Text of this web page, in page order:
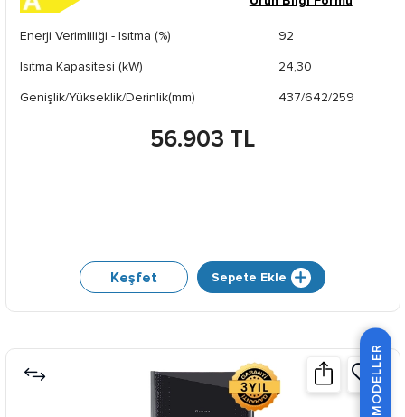
Enerji Verimliliği - Isıtma (%)
92
Isıtma Kapasitesi (kW)
24,30
Genişlik/Yükseklik/Derinlik(mm)
437/642/259
56.903 TL
Keşfet Sepete Ekle
MODELLER